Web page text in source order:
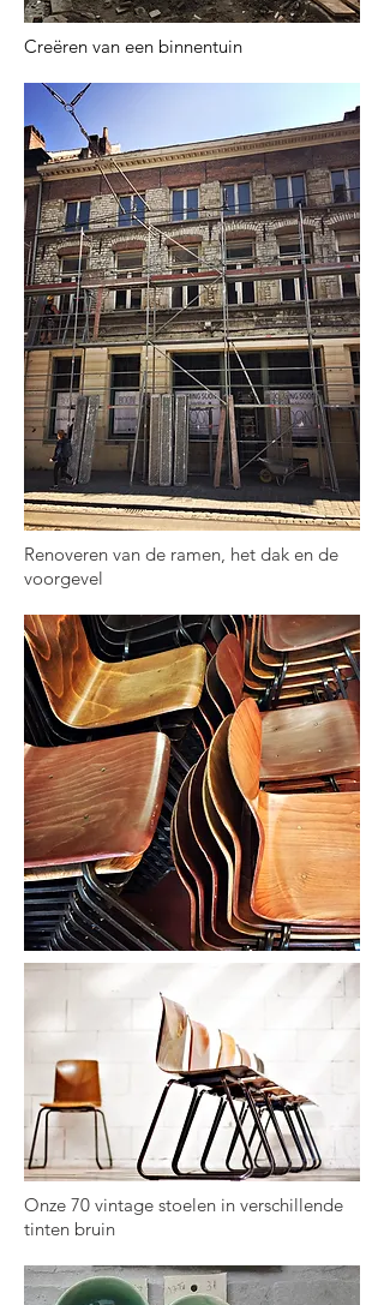
Creëren van een binnentuin
Renoveren van de ramen, het dak en de
voorgevel
Onze 70 vintage stoelen in verschillende
tinten bruin